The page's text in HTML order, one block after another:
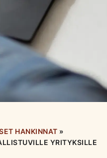
HANKINNAT »
YRITYKSILLE